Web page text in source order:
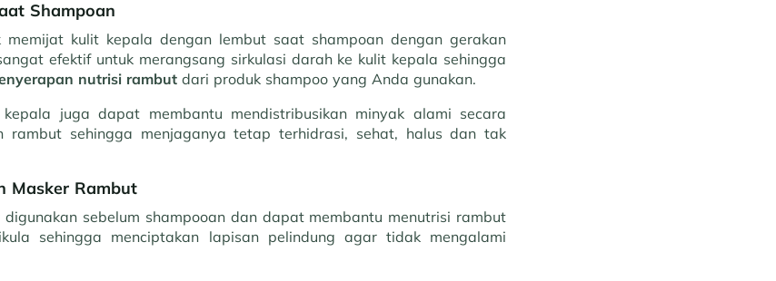
Shampoan
memijat kulit kepala dengan lembut saat shampoan dengan gerakan
efektif untuk merangsang sirkulasi darah ke kulit kepala sehingga
nutrisi rambut dari produk shampoo yang Anda gunakan.
juga dapat membantu mendistribusikan minyak alami secara
rambut sehingga menjaganya tetap terhidrasi, sehat, halus dan tak
Masker Rambut
digunakan sebelum shampooan dan dapat membantu menutrisi rambut
sehingga menciptakan lapisan pelindung agar tidak mengalami